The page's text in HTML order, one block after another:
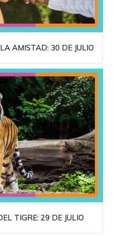
AMISTAD: 30 DE JULIO
TIGRE: 29 DE JULIO